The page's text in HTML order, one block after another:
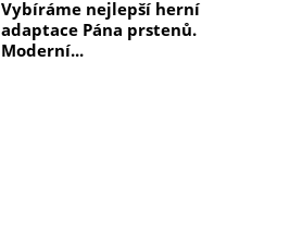
Vybíráme nejlepší herní
adaptace Pána prstenů.
Moderní...